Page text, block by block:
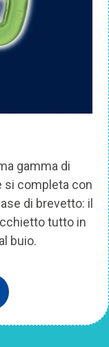
gamma di
si completa con
di brevetto: il
tutto in
buio.